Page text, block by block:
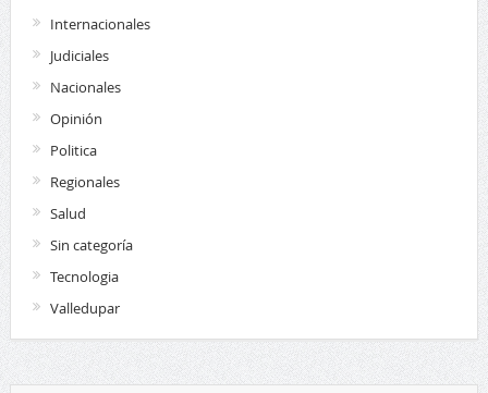
Internacionales
Judiciales
Nacionales
Opinión
Politica
Regionales
Salud
Sin categoría
Tecnologia
Valledupar